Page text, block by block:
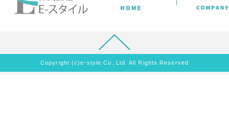
Copyright (c)e-style Co.,Ltd. All Rights Reserved